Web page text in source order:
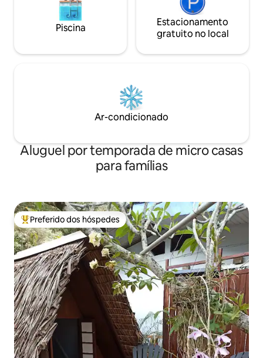
Piscina
Estacionamento
gratuito no local
Ar-condicionado
Aluguel por temporada de micro casas
para famílias
Entre os melhores preferidos dos hóspedes
Preferido dos hóspedes